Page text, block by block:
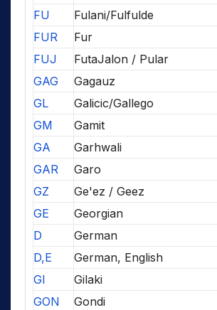
FU
Fulani/Fulfulde
FUR
Fur
FUJ
FutaJalon / Pular
GAG
Gagauz
GL
Galicic/Gallego
GM
Gamit
GA
Garhwali
GAR
Garo
GZ
Ge'ez / Geez
GE
Georgian
D
German
D,E
German, English
GI
Gilaki
GON
Gondi